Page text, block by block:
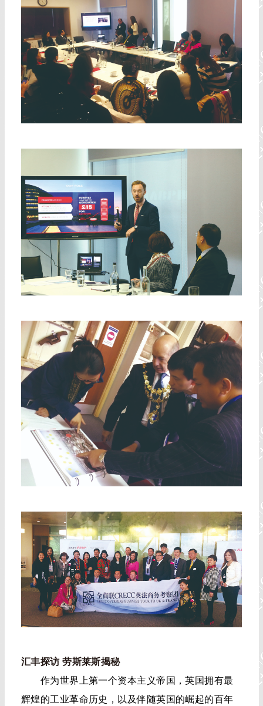
汇丰探访 劳斯莱斯揭秘
作为世界上第一个资本主义帝国，英国拥有最
辉煌的工业革命历史，以及伴随英国的崛起的百年